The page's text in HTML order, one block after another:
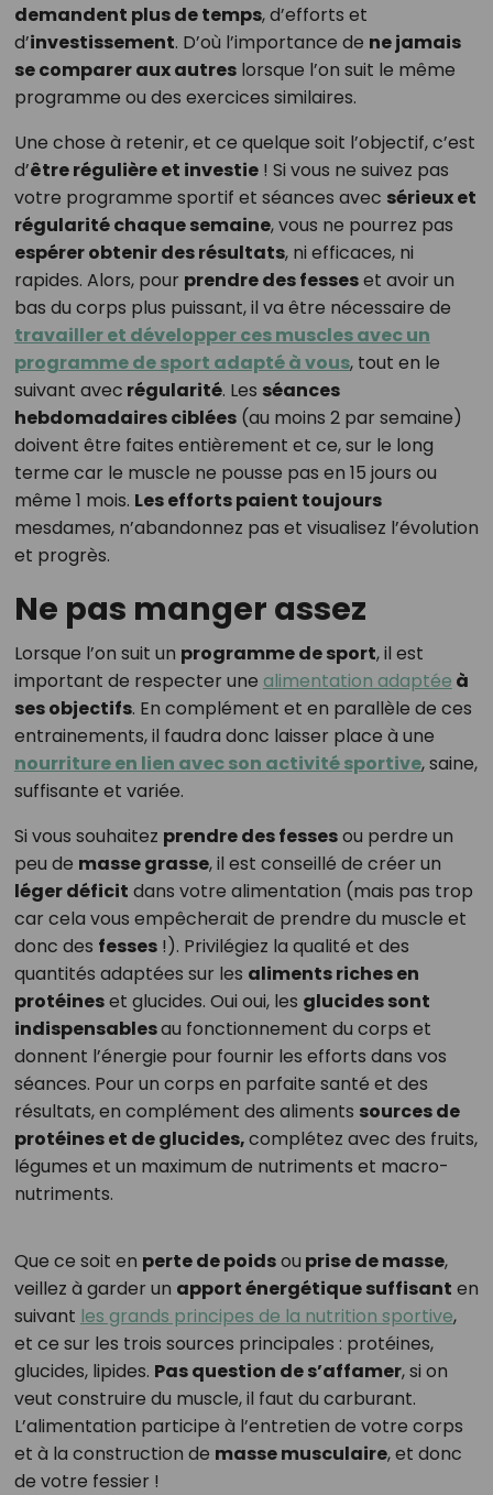
demandent plus de temps, d’efforts et
d’investissement. D’où l’importance de ne jamais
se comparer aux autreslorsque l’on suit le même
programme ou des exercices similaires.
Une chose à retenir, et ce quelque soit l’objectif, c’est
d’être régulière et investie! Si vous ne suivez pas
votre programme sportif et séances avec sérieux et
régularité chaque semaine, vous ne pourrez pas
espérer obtenir des résultats, ni efficaces, ni
rapides. Alors, pour prendre des fesseset avoir un
bas du corps plus puissant, il va être nécessaire de
travailler et développer ces muscles avec un
programme de sport adapté à vous, tout en le
suivant avec régularité. Les séances
hebdomadaires ciblées(au moins 2 par semaine)
doivent être faites entièrement et ce, sur le long
terme car le muscle ne pousse pas en 15 jours ou
même 1 mois. Les efforts paient toujours
mesdames, n’abandonnez pas et visualisez l’évolution
et progrès.
Ne pas manger assez
Lorsque l’on suit un programme de sport, il est
important de respecter une alimentation adaptée à
ses objectifs. En complément et en parallèle de ces
entrainements, il faudra donc laisser place à une
nourriture en lien avec son activité sportive, saine,
suffisante et variée.
Si vous souhaitez prendre des fessesou perdre un
peu de masse grasse, il est conseillé de créer un
léger déficit dans votre alimentation (mais pas trop
car cela vous empêcherait de prendre du muscle et
donc des fesses!). Privilégiez la qualité et des
quantités adaptées sur les aliments riches en
protéineset glucides. Oui oui, les glucides sont
indispensablesau fonctionnement du corps et
donnent l’énergie pour fournir les efforts dans vos
séances. Pour un corps en parfaite santé et des
résultats, en complément des aliments sources de
protéines et de glucides,complétez avec des fruits,
légumes et un maximum de nutriments et macro-
nutriments.
Que ce soit en perte de poidsou prise de masse,
veillez à garder un apport énergétique suffisant en
suivant les grands principes de la nutrition sportive,
et ce sur les trois sources principales : protéines,
glucides, lipides. Pas question de s’affamer, si on
veut construire du muscle, il faut du carburant.
L’alimentation participe à l’entretien de votre corps
et à la construction de masse musculaire, et donc
de votre fessier !